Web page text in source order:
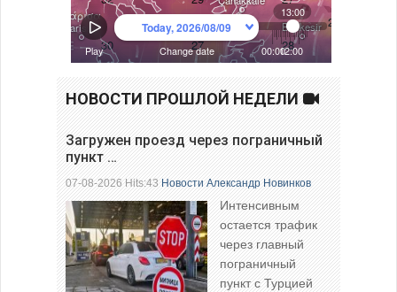
НОВОСТИ ПРОШЛОЙ НЕДЕЛИ
Загружен проезд через пограничный
пункт …
07-08-2026 Hits:43Новости Александр Новинков
Интенсивным
остается трафик
через главный
пограничный
пункт с Турцией